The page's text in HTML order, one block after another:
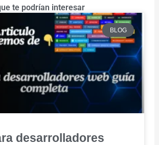
te podrían interesar
BLOG
desarrolladores